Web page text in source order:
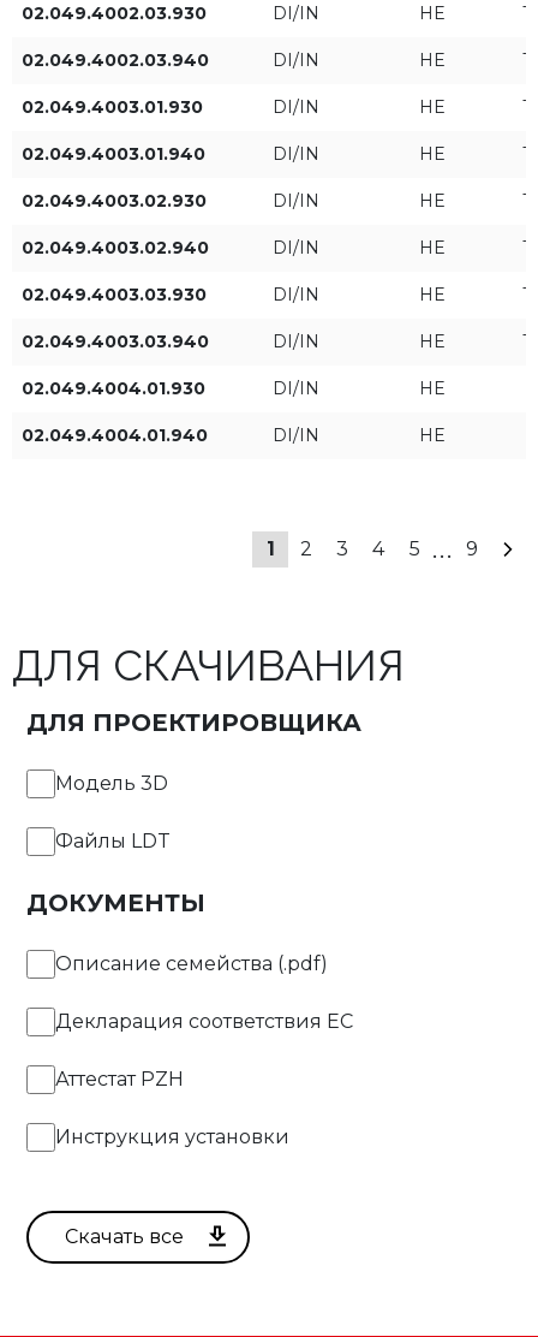
HO
[Вт]
Световой поток
светильника [лм]
02.049.4002.03.930 DI/IN HE
02.049.4002.03.940 DI/IN HE
02.049.4003.01.930 DI/IN HE
02.049.4003.01.940 DI/IN HE
02.049.4003.02.930 DI/IN HE
02.049.4003.02.940 DI/IN HE
02.049.4003.03.930 DI/IN HE
02.049.4003.03.940 DI/IN HE
02.049.4004.01.930 DI/IN HE
02.049.4004.01.940 DI/IN HE
1 2 3 4 5 ... 9
ДЛЯ СКАЧИВАНИЯ
ДЛЯ ПРОЕКТИРОВЩИКА
Модель 3D
Файлы LDT
ДОКУМЕНТЫ
Описание семейства (.pdf)
Декларация соответствия EC
Аттестат PZH
Инструкция установки